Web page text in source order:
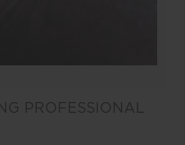
PROFESSIONAL